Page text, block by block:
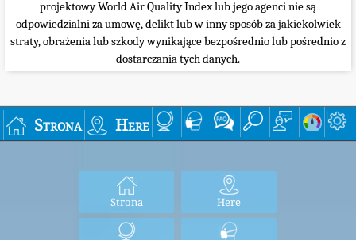
projektowy World Air Quality Index lub jego agenci nie są
odpowiedzialni za umowę, delikt lub w inny sposób za jakiekolwiek
straty, obrażenia lub szkody wynikające bezpośrednio lub pośrednio z
dostarczania tych danych.
Strona Here
Strona Here